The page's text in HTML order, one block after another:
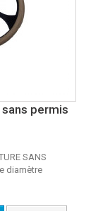
permis
SANS
diamètre